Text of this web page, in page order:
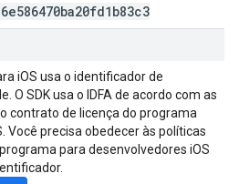
iOS usa o identificador de
O SDK usa o IDFA de acordo com as
contrato de licença do programa
Você precisa obedecer às políticas
para desenvolvedores iOS